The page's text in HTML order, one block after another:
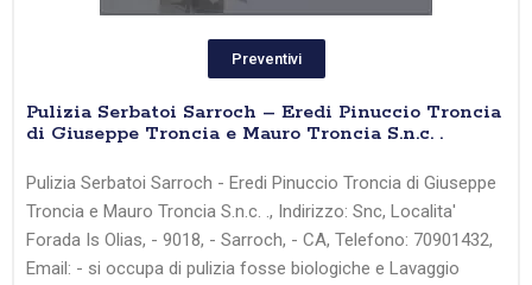
Preventivi
Pulizia Serbatoi Sarroch – Eredi Pinuccio Troncia
di Giuseppe Troncia e Mauro Troncia S.n.c. .
Pulizia Serbatoi Sarroch - Eredi Pinuccio Troncia di Giuseppe
Troncia e Mauro Troncia S.n.c. ., Indirizzo: Snc, Localita'
Forada Is Olias, - 9018, - Sarroch, - CA, Telefono: 70901432,
Email: - si occupa di pulizia fosse biologiche e Lavaggio